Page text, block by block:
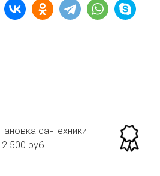
сантехники
2 500 руб